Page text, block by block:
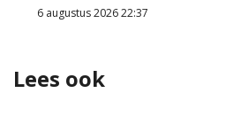
6 augustus 2026 22:37
Lees ook